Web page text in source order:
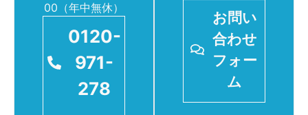
00（年中無休）
0120-
971-
278
お問い
合わせ
フォー
ム